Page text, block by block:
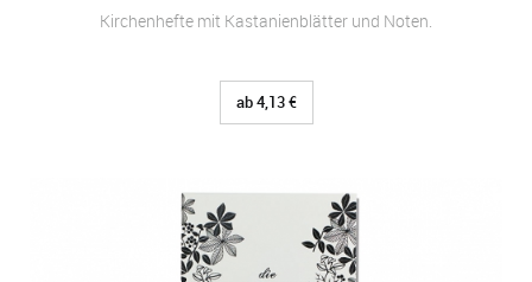
Kirchenhefte mit Kastanienblätter und Noten.
ab 4,13 €